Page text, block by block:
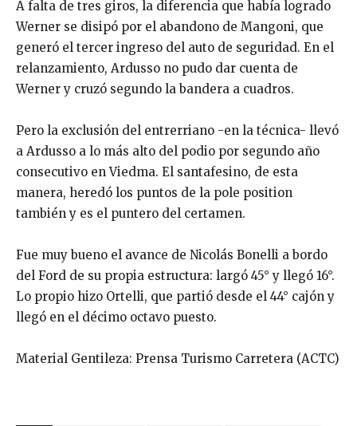
A falta de tres giros, la diferencia que había logrado
Werner se disipó por el abandono de Mangoni, que
generó el tercer ingreso del auto de seguridad. En el
relanzamiento, Ardusso no pudo dar cuenta de
Werner y cruzó segundo la bandera a cuadros.
Pero la exclusión del entrerriano -en la técnica- llevó
a Ardusso a lo más alto del podio por segundo año
consecutivo en Viedma. El santafesino, de esta
manera, heredó los puntos de la pole position
también y es el puntero del certamen.
Fue muy bueno el avance de Nicolás Bonelli a bordo
del Ford de su propia estructura: largó 45° y llegó 16°.
Lo propio hizo Ortelli, que partió desde el 44° cajón y
llegó en el décimo octavo puesto.
Material Gentileza: Prensa Turismo Carretera (ACTC)